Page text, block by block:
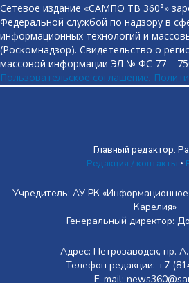
Сетевое издание «САМПО ТВ 360°»
Федеральной службой по надзору в
информационных технологий и
(Роскомнадзор). Свидетельство о
массовой информации ЭЛ № ФС 77 –
Пользовательское соглашение.
Главный редактор:
Редакция / контакты •
Учредитель: АУ РК «Информационное
Карелия»
Генеральный директор:
Адрес: Петрозаводск, пр.
Телефон редакции: +7
E-mail: